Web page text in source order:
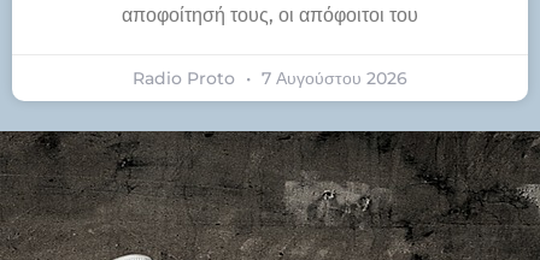
αποφοίτησή τους, οι απόφοιτοι του
Radio Proto 7 Αυγούστου 2026